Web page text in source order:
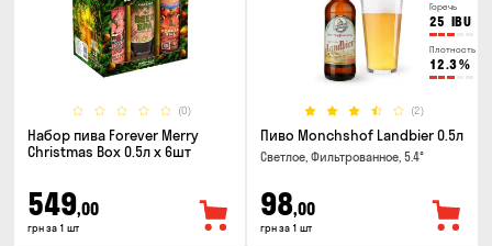
(0)
Набор пива Forever Merry
Christmas Box 0.5л x 6шт
549,00
грн за 1 шт
Горечь
25 IBU
Плотность
12.3%
(2)
Пиво Monchshof Landbier 0.5л
Светлое, Фильтрованное, 5.4°
98,00
грн за 1 шт